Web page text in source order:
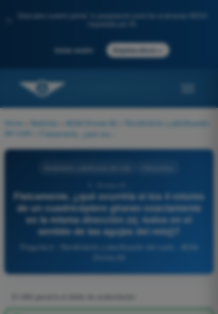
Descubre nuestro portal: tu preparación para los exámenes AESA
Iniciar sesión Empieza ahora
Home Materias AESA Drones A2
Rendimiento y planificación
del vuelo
Físicamente, ¿qué ocurriría si los 4 rotores
de un cuadricóptero giraran exactamente
en la misma dirección (ej. todos en el
sentido de las agujas del reloj)?